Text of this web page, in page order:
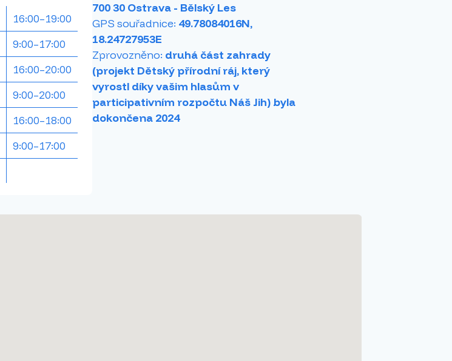
16:00–19:00
9:00–17:00
16:00–20:00
9:00–20:00
16:00–18:00
9:00–17:00
700 30 Ostrava - Bělský Les
GPS souřadnice: 49.78084016N,
18.24727953E
Zprovozněno: druhá část zahrady
(projekt Dětský přírodní ráj, který
vyrostl díky vašim hlasům v
participativním rozpočtu Náš Jih) byla
dokončena 2024